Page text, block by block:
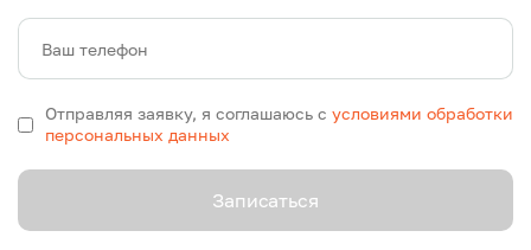
Ваш телефон
Отправляя заявку, я соглашаюсь с условиями обработки
персональных данных
Записаться